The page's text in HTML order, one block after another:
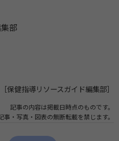
部
［保健指導リソースガイド編集部］
記事の内容は掲載日時点のものです。
・写真・図表の無断転載を禁じます。